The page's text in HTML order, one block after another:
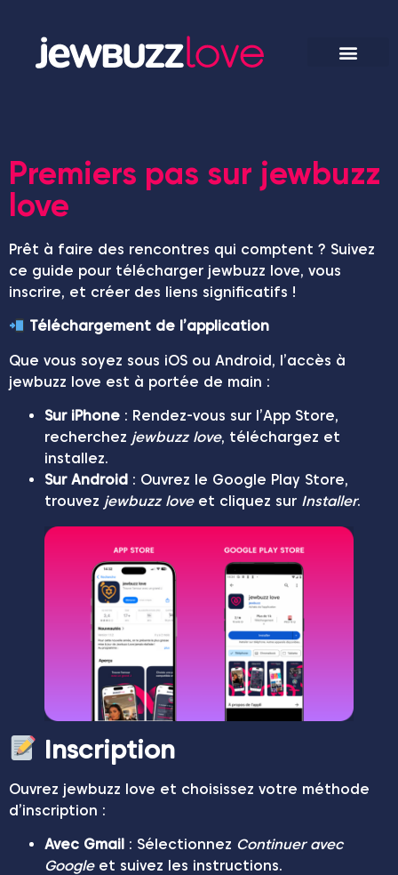
Premiers pas sur jewbuzz
love
Prêt à faire des rencontres qui comptent ? Suivez
ce guide pour télécharger jewbuzz love, vous
inscrire, et créer des liens significatifs !
Téléchargement de l’application
Que vous soyez sous iOS ou Android, l’accès à
jewbuzz love est à portée de main :
Sur iPhone : Rendez-vous sur l’App Store,
recherchez jewbuzz love, téléchargez et
installez.
Sur Android : Ouvrez le Google Play Store,
trouvez jewbuzz loveet cliquez sur Installer.
Inscription
Ouvrez jewbuzz love et choisissez votre méthode
d’inscription :
Avec Gmail : Sélectionnez Continuer avec
Googleet suivez les instructions.